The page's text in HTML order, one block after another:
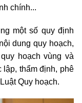
chính...
một số quy định
dung quy hoạch,
hoạch vùng và
thẩm định, phê
Quy hoạch.